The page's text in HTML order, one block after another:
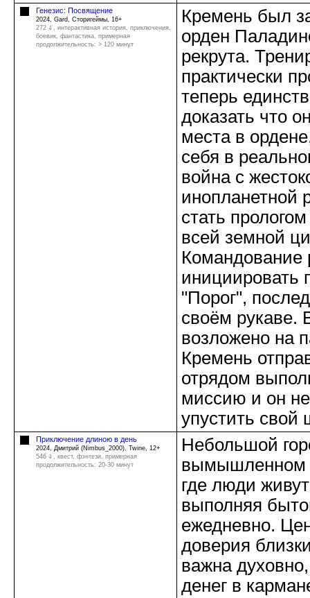
Генезис: Посвящение
2024, Gard, Сторигеймы, 16+
272 ⇓, интерактивная история, приключения,
боевик, фантастика, примерная
продолжительность: > 120 минут
Кремень был
орден
рекрута.
практически
теперь
доказать что
места в
себя в
война с
инопланетной
стать
всей земной
инициировать
"Порог",
своём рукаве.
возложено на
Кремень
отрядом
миссию и он
упустить свой
Приключение длиною в день
2024, Дмитрий (Nimbus_2000), Twine, 12+
546 ⇓, квест, фэнтези, примерная
продолжительность: 20-30 минут
Небольшой
вымышленном
где люди
выполняя
ежедневно.
доверия
важна
денег в